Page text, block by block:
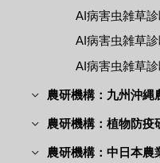
AI病害虫雑草
AI病害虫雑草
AI病害虫雑草
農研機構：九州沖縄
農研機構：植物防疫
農研機構：中日本農